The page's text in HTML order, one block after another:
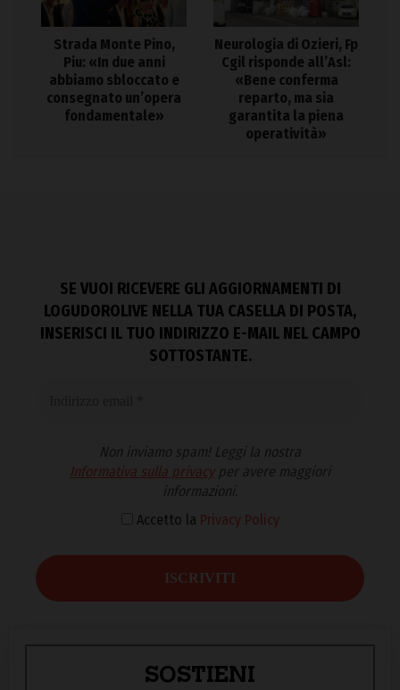
Strada Monte Pino,
Piu: «In due anni
abbiamo sbloccato e
consegnato un’opera
fondamentale»
Neurologia di Ozieri, Fp
Cgil risponde all’Asl:
«Bene conferma
reparto, ma sia
garantita la piena
operatività»
SE VUOI RICEVERE GLI AGGIORNAMENTI DI
LOGUDOROLIVE NELLA TUA CASELLA DI POSTA,
INSERISCI IL TUO INDIRIZZO E-MAIL NEL CAMPO
SOTTOSTANTE.
Non inviamo spam! Leggi la nostra
Informativa sulla privacyper avere maggiori
informazioni.
Accetto la Privacy Policy
SOSTIENI